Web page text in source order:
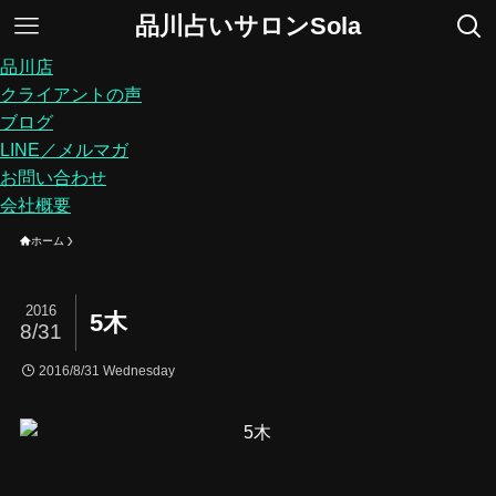
品川占いサロンSola
品川店
クライアントの声
ブログ
LINE／メルマガ
お問い合わせ
会社概要
ホーム
5木
2016
8/31
2016/8/31 Wednesday